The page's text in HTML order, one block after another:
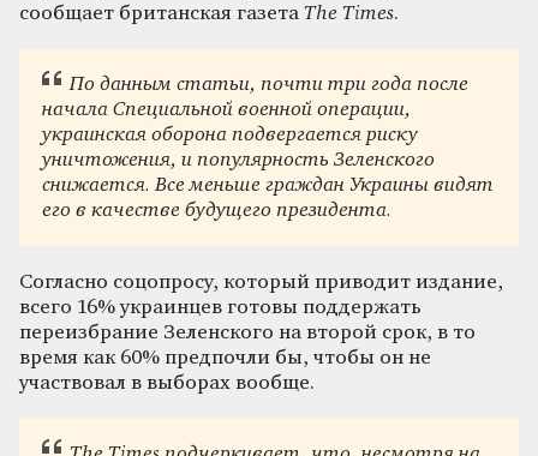
сообщает британская газета The Times.
По данным статьи, почти три года после
начала Специальной военной операции,
украинская оборона подвергается риску
уничтожения, и популярность Зеленского
снижается. Все меньше граждан Украины видят
его в качестве будущего президента.
Согласно соцопросу, который приводит издание,
всего 16% украинцев готовы поддержать
переизбрание Зеленского на второй срок, в то
время как 60% предпочли бы, чтобы он не
участвовал в выборах вообще.